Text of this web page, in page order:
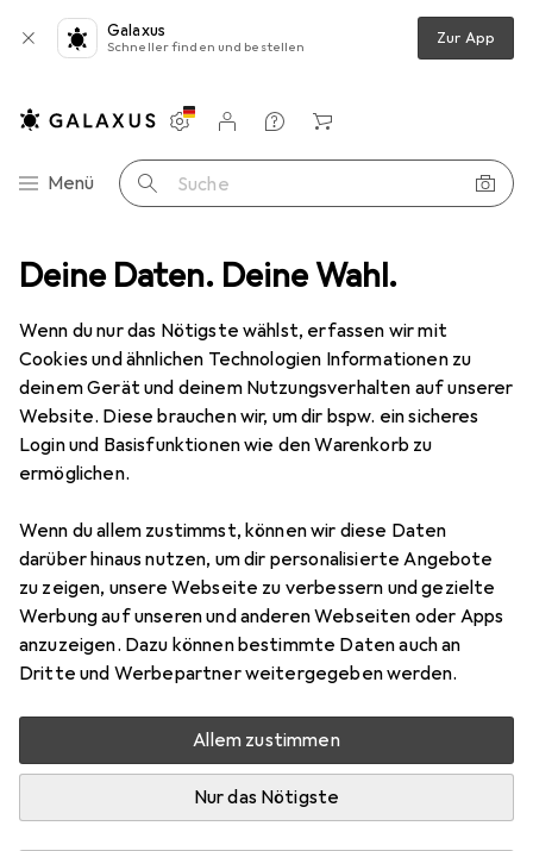
Deine Daten. Deine Wahl.
Wenn du nur das Nötigste wählst, erfassen wir mit
Cookies und ähnlichen Technologien Informationen zu
deinem Gerät und deinem Nutzungsverhalten auf unserer
Website. Diese brauchen wir, um dir bspw. ein sicheres
Login und Basisfunktionen wie den Warenkorb zu
ermöglichen.
Wenn du allem zustimmst, können wir diese Daten
darüber hinaus nutzen, um dir personalisierte Angebote
zu zeigen, unsere Webseite zu verbessern und gezielte
Werbung auf unseren und anderen Webseiten oder Apps
anzuzeigen. Dazu können bestimmte Daten auch an
Dritte und Werbepartner weitergegeben werden.
Allem zustimmen
Nur das Nötigste
Galaxus
Schneller finden und bestellen Zur App
Navigation nach Kategorien
Menü Suche
Einstellungen
Kundenkonto
Vergleichslisten
Merklisten
Warenkorb
+ Puzzles Gesellschaftsspiele Würfelspiele
15 Bilder
MENGENRABATT
NSVQwixx
Deutsch, 2 - 5 Spieler
Preis in EUR inkl. MwSt.
EUR
9,82
Bewertungen
Zwischen Mo, 10.8. und Mi, 12.8. geliefert
Nur 3 Stück an Lager beim Lieferanten